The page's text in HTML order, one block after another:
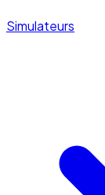
Simulateurs